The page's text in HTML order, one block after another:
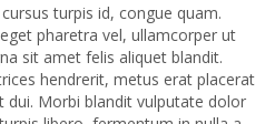
turpis id, congue quam.
pharetra vel, ullamcorper ut
sit amet felis aliquet blandit.
hendrerit, metus erat placerat
Morbi blandit vulputate dolor